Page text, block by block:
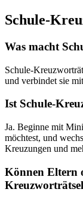
Schule-
Was macht
Schule-
und verbindet sie
Ist Schule-
Ja. Beginne mit
möchtest, und
Kreuzungen und
Können Eltern